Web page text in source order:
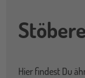
Hier findest Du